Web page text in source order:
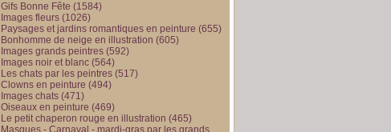
Gifs Bonne Fête (1584)
Images fleurs (1026)
Paysages et jardins romantiques en peinture (655)
Bonhomme de neige en illustration (605)
Images grands peintres (592)
Images noir et blanc (564)
Les chats par les peintres (517)
Clowns en peinture (494)
Images chats (471)
Oiseaux en peinture (469)
Le petit chaperon rouge en illustration (465)
Masques - Carnaval - mardi-gras par les grands